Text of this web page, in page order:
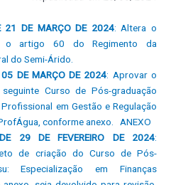
21 DE MARÇO DE 2024: Altera o
artigo 60 do Regimento da
do Semi-Árido.
DE MARÇO DE 2024: Aprovar o
Curso de Pós-graduação
em Gestão e Regulação
conforme anexo.
ANEXO
29 DE FEVEREIRO DE 2024:
de criação do Curso de Pós-
Especialização em Finanças